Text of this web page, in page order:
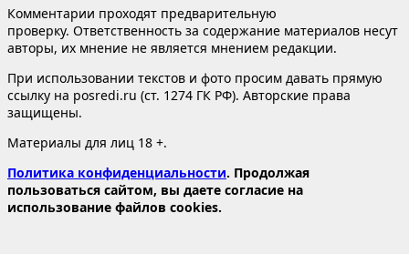
Комментарии проходят предварительную
проверку. Ответственность за содержание материалов несут
авторы, их мнение не является мнением редакции.
При использовании текстов и фото просим давать прямую
ссылку на posredi.ru (ст. 1274 ГК РФ). Авторские права
защищены.
Материалы для лиц 18 +.
Политика конфиденциальности. Продолжая
пользоваться сайтом, вы даете согласие на
использование файлов cookies.